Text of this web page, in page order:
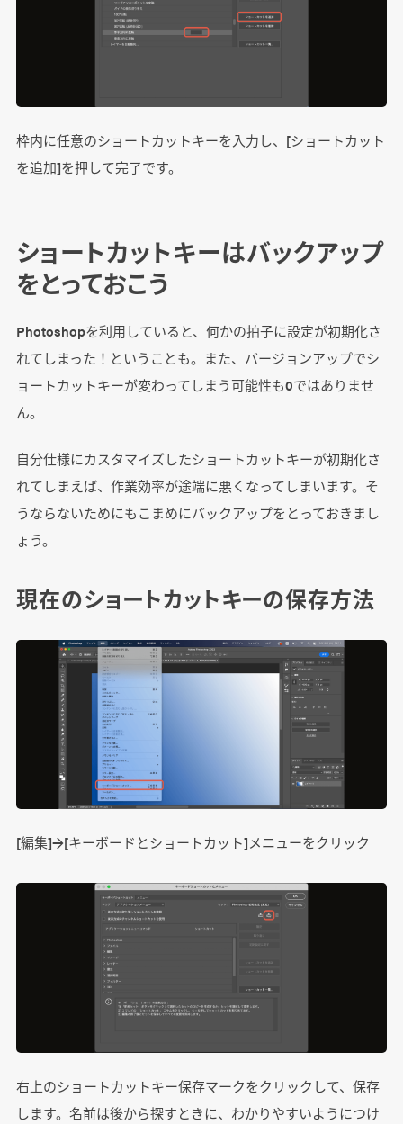
枠内に任意のショートカットキーを入力し、[ショートカット
を追加]を押して完了です。
ショートカットキーはバックアップ
をとっておこう
Photoshopを利用していると、何かの拍子に設定が初期化さ
れてしまった！ということも。また、バージョンアップでシ
ョートカットキーが変わってしまう可能性も0ではありませ
ん。
自分仕様にカスタマイズしたショートカットキーが初期化さ
れてしまえば、作業効率が途端に悪くなってしまいます。そ
うならないためにもこまめにバックアップをとっておきまし
ょう。
現在のショートカットキーの保存方法
[編集]→[キーボードとショートカット]メニューをクリック
右上のショートカットキー保存マークをクリックして、保存
します。名前は後から探すときに、わかりやすいようにつけ